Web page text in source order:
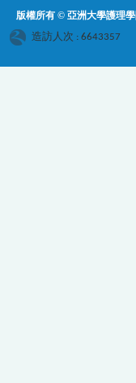
版權所有 © 亞洲大學護理
造訪人次 : 6643357